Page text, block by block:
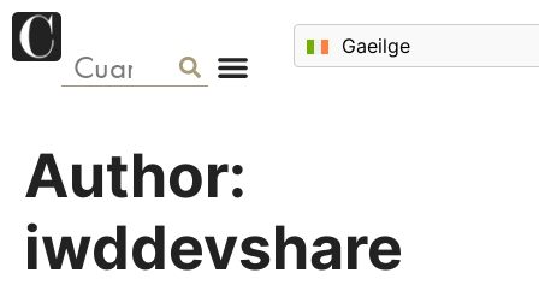
Author:
iwddevshare